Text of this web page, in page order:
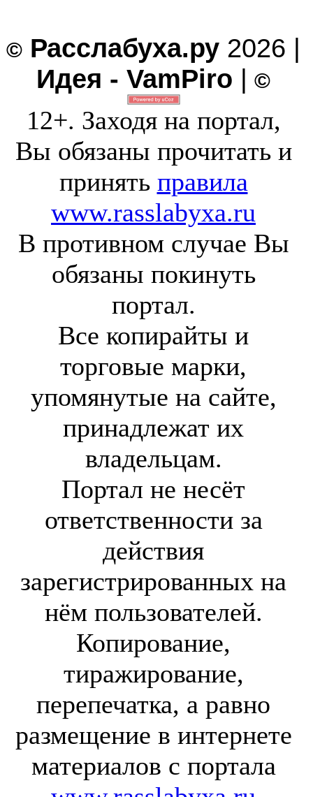
© Расслабуха.ру 2026 |
Идея - VamPiro | ©
12+. Заходя на портал,
Вы обязаны прочитать и
принять правила
www.rasslabyxa.ru
В противном случае Вы
обязаны покинуть
портал.
Все копирайты и
торговые марки,
упомянутые на сайте,
принадлежат их
владельцам.
Портал не несёт
ответственности за
действия
зарегистрированных на
нём пользователей.
Копирование,
тиражирование,
перепечатка, а равно
размещение в интернете
материалов с портала